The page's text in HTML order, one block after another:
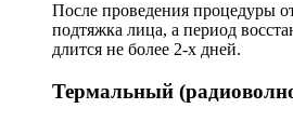
После проведения процедуры
подтяжка лица, а период
длится не более 2-х дней.
Термальный